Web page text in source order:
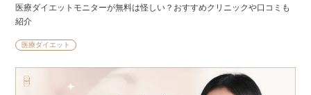
医療ダイエットモニターが無料は怪しい？おすすめクリニックや口コミも
紹介
医療ダイエット